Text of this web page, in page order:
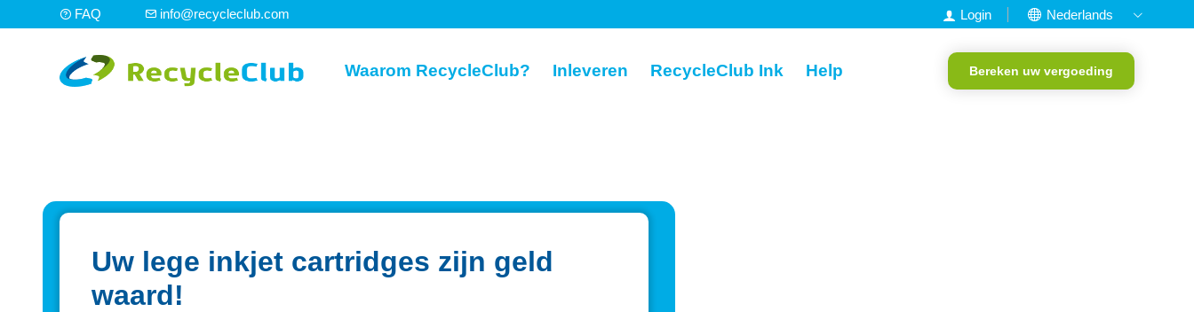
FAQ info@recycleclub.com Login
Nederlands
Francais
Waarom RecycleClub? Inleveren RecycleClub Ink Help Bereken uw vergoeding
Uw lege inkjet cartridges zijn geld
waard!